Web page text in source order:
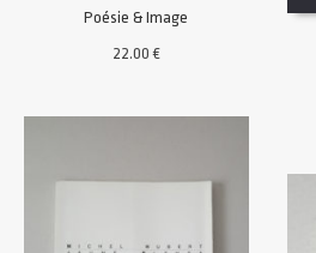
Poésie & Image
22.00€